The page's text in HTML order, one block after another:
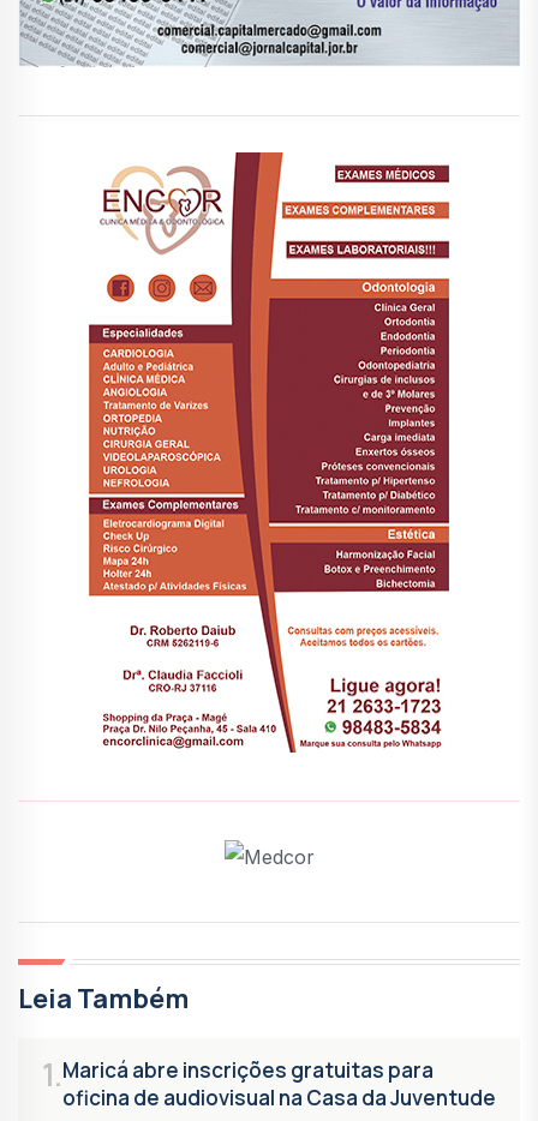
Leia Também
1.Maricá abre inscrições gratuitas para
oficina de audiovisual na Casa da Juventude